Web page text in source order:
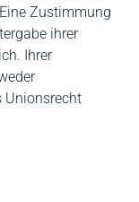
Zustimmung
ihrer
Ihrer
Unionsrecht